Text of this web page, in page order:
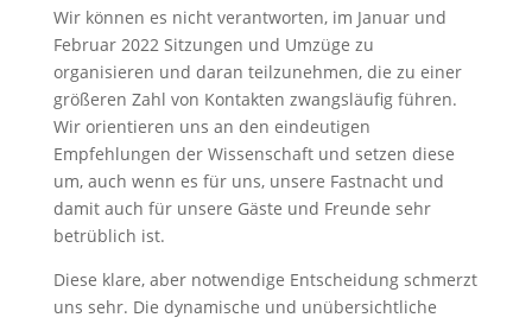
Wir können es nicht verantworten, im Januar und
Februar 2022 Sitzungen und Umzüge zu
organisieren und daran teilzunehmen, die zu einer
größeren Zahl von Kontakten zwangsläufig führen.
Wir orientieren uns an den eindeutigen
Empfehlungen der Wissenschaft und setzen diese
um, auch wenn es für uns, unsere Fastnacht und
damit auch für unsere Gäste und Freunde sehr
betrüblich ist.
Diese klare, aber notwendige Entscheidung schmerzt
uns sehr. Die dynamische und unübersichtliche